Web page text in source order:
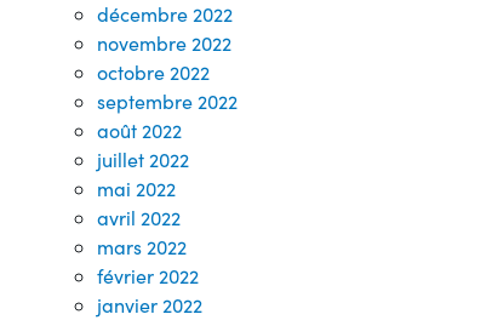
décembre 2022
novembre 2022
octobre 2022
septembre 2022
août 2022
juillet 2022
mai 2022
avril 2022
mars 2022
février 2022
janvier 2022